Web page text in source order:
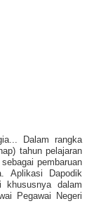
Dalam rangka
tahun pelajaran
pembaruan
Aplikasi Dapodik
khususnya dalam
Pegawai Negeri